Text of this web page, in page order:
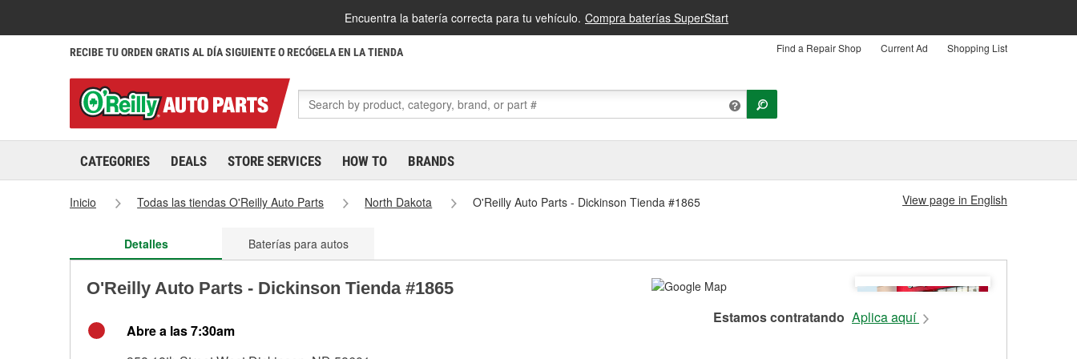
Encuentra la batería correcta para tu vehículo. Compra baterías SuperStart
RECIBE TU ORDEN GRATIS AL DÍA SIGUIENTE O RECÓGELA EN LA TIENDA Find a Repair Shop Current Ad Shopping List
CATEGORIES DEALS STORE SERVICES HOW TO BRANDS
Inicio Todas las tiendas O'Reilly Auto Parts North Dakota O'Reilly Auto Parts - Dickinson Tienda #1865 View page in English
Detalles Baterías para autos
O'Reilly Auto Parts - Dickinson Tienda #1865
Abre a las 7:30am
Estamos contratando Aplica aquí